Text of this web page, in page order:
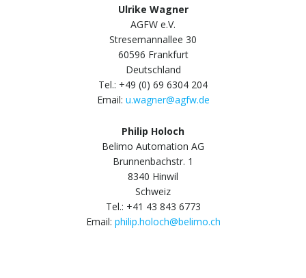
Ulrike Wagner
AGFW e.V.
Stresemannallee 30
60596 Frankfurt
Deutschland
Tel.: +49 (0) 69 6304 204
Email: u.wagner@agfw.de
Philip Holoch
Belimo Automation AG
Brunnenbachstr. 1
8340 Hinwil
Schweiz
Tel.: +41 43 843 6773
Email: philip.holoch@belimo.ch